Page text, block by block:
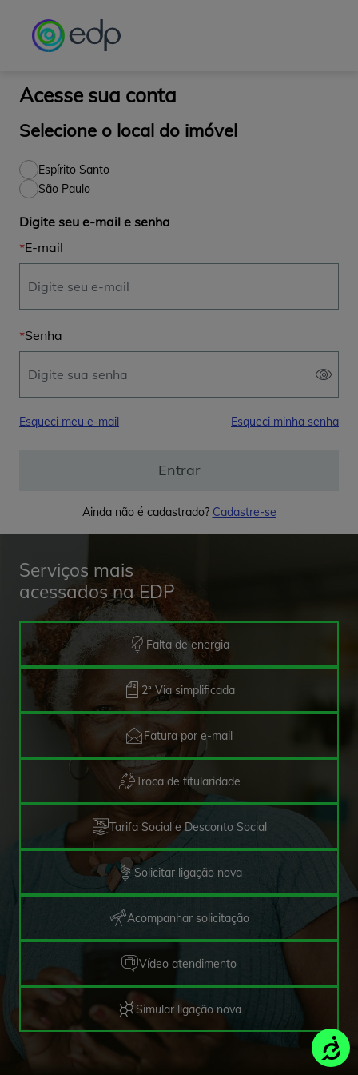
Serviços mais
acessados na EDP
Falta de energia
2ª Via simplificada
Fatura por e-mail
Troca de titularidade
Tarifa Social e Desconto Social
Solicitar ligação nova
Acompanhar solicitação
Vídeo atendimento
Simular ligação nova
Acesse sua conta
Selecione o local do imóvel
Espírito Santo
São Paulo
Digite seu e-mail e senha
E-mail
Senha
Esqueci meu e-mail Esqueci minha senha
Entrar
Ainda não é cadastrado? Cadastre-se